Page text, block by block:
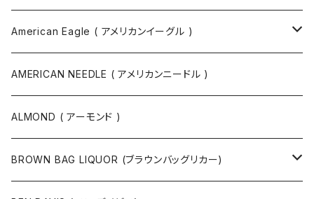
ツールバッグ
ボディバッグ・ヒップバッグ
ボストンバッグ / 旅行バッグ
ポーチ
バングル
サングラス
マスク
ベルト
スウェット
カットソー
ニット
ジャケット・ブルゾン
American Eagle ( アメリカンイーグル )
ニット
スウェット
カットソー
AMERICAN NEEDLE ( アメリカンニードル )
ALMOND ( アーモンド )
BROWN BAG LIQUOR (ブラウンバッグリカー)